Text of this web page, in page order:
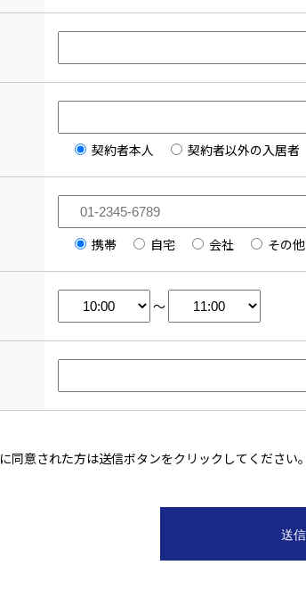
契約者本人
契約者以外の入居者
携帯
自宅 会社 その他
～
に同意された方は送信ボタンをクリックしてください。